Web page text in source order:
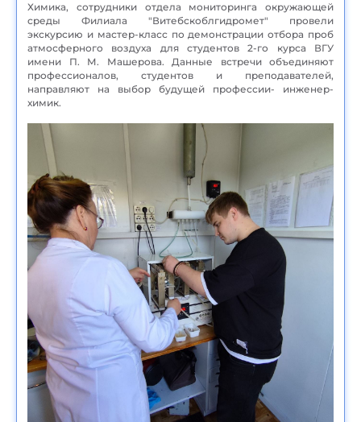
Химика, сотрудники отдела мониторинга окружающей
среды Филиала "Витебскоблгидромет" провели
экскурсию и мастер-класс по демонстрации отбора проб
атмосферного воздуха для студентов 2-го курса ВГУ
имени П. М. Машерова. Данные встречи объединяют
профессионалов, студентов и преподавателей,
направляют на выбор будущей профессии- инженер-
химик.